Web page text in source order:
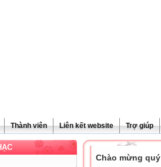
Thành viên Liên kết website Trợ giúp
Chào mừng